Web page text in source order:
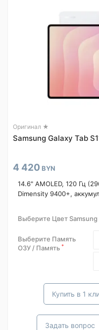
Оригинал ★
Samsung Galaxy Tab
4 420 BYN
14.6" AMOLED, 120 Гц
Dimensity 9400+,
Выберите Цвет Samsung
Выберите Память
ОЗУ / Память *
Купить в 1
Задать вопрос